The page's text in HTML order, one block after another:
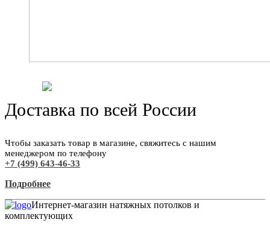
Доставка по всей России
Чтобы заказать товар в магазине, свяжитесь с нашим
менеджером по телефону
+7 (499) 643-46-33
Подробнее
Интернет-магазин натяжных потолков и
комплектующих